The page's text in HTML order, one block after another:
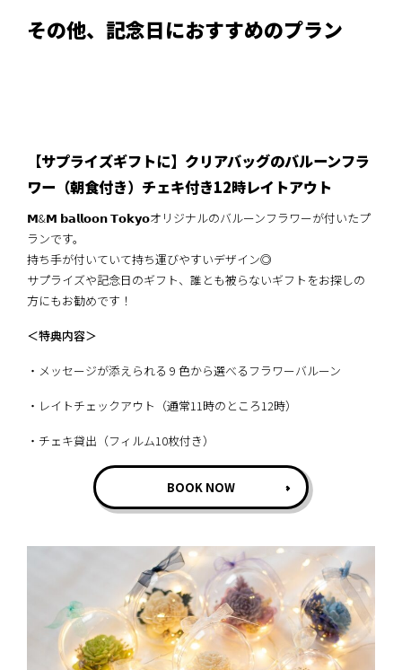
その他、記念日におすすめのプラン
【サプライズギフトに】クリアバッグのバルーンフラ
ワー（朝食付き）チェキ付き12時レイトアウト
𝗠&𝗠 𝗯𝗮𝗹𝗹𝗼𝗼𝗻 𝗧𝗼𝗸𝘆𝗼オリジナルのバルーンフラワーが付いたプ
ランです。
持ち手が付いていて持ち運びやすいデザイン◎
サプライズや記念日のギフト、誰とも被らないギフトをお探しの
方にもお勧めです！
＜特典内容＞
・メッセージが添えられる 9 色から選べるフラワーバルーン
・レイトチェックアウト（通常11時のところ12時）
・チェキ貸出（フィルム10枚付き）
BOOK NOW